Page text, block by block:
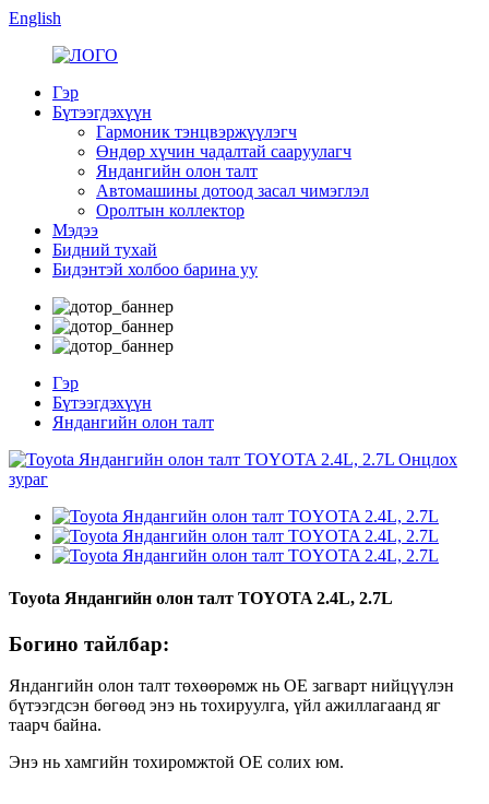
English
Гэр
Бүтээгдэхүүн
Гармоник тэнцвэржүүлэгч
Өндөр хүчин чадалтай сааруулагч
Яндангийн олон талт
Автомашины дотоод засал чимэглэл
Оролтын коллектор
Мэдээ
Бидний тухай
Бидэнтэй холбоо барина уу
Гэр
Бүтээгдэхүүн
Яндангийн олон талт
Toyota Яндангийн олон талт TOYOTA 2.4L, 2.7L
Богино тайлбар:
Яндангийн олон талт төхөөрөмж нь OE загварт нийцүүлэн
бүтээгдсэн бөгөөд энэ нь тохируулга, үйл ажиллагаанд яг
таарч байна.
Энэ нь хамгийн тохиромжтой OE солих юм.